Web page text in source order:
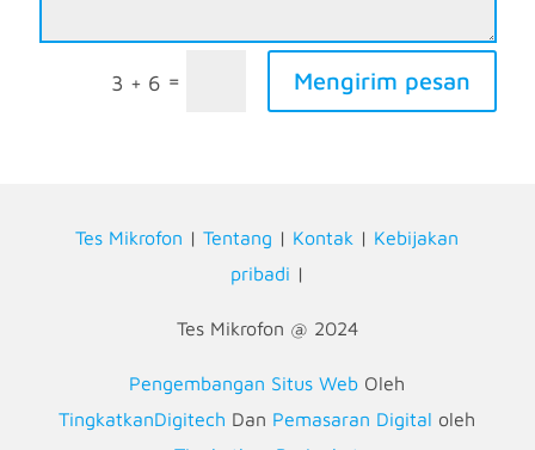
3 + 6 = Mengirim pesan
Tes Mikrofon |Tentang | Kontak | Kebijakan
pribadi |
Tes Mikrofon @ 2024
Pengembangan Situs Web Oleh
TingkatkanDigitech Dan Pemasaran Digital oleh